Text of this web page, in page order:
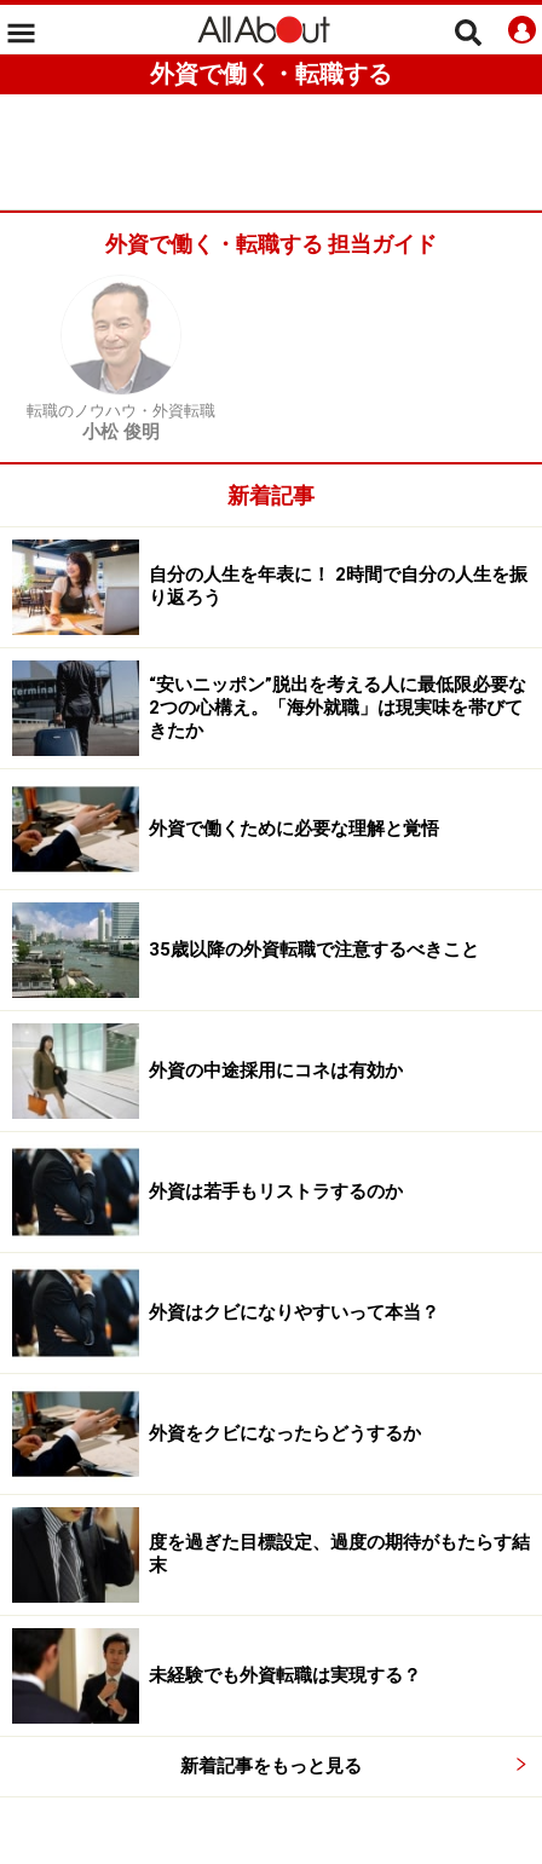
外資で働く・転職する
外資で働く・転職する 担当ガイド
転職のノウハウ・外資転職
小松 俊明
新着記事
自分の人生を年表に！ 2時間で自分の人生を振
り返ろう
“安いニッポン”脱出を考える人に最低限必要な
2つの心構え。「海外就職」は現実味を帯びて
きたか
外資で働くために必要な理解と覚悟
35歳以降の外資転職で注意するべきこと
外資の中途採用にコネは有効か
外資は若手もリストラするのか
外資はクビになりやすいって本当？
外資をクビになったらどうするか
度を過ぎた目標設定、過度の期待がもたらす結
末
未経験でも外資転職は実現する？
新着記事をもっと見る